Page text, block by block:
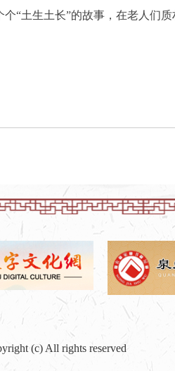
“土生土长”的故事，在老人们
(c) All rights reserved